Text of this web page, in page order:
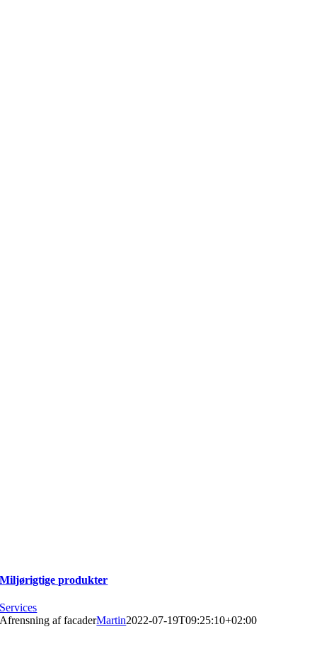
Miljørigtige produkter
Services
Afrensning af facaderMartin2022-07-19T09:25:10+02:00